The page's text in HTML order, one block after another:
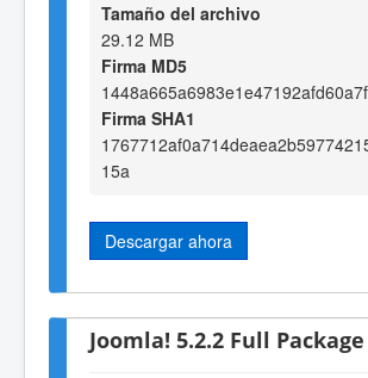
Tamaño del archivo
29.12 MB
Firma MD5
Firma SHA1
15a
Descargar ahora
Joomla! 5.2.2 Full